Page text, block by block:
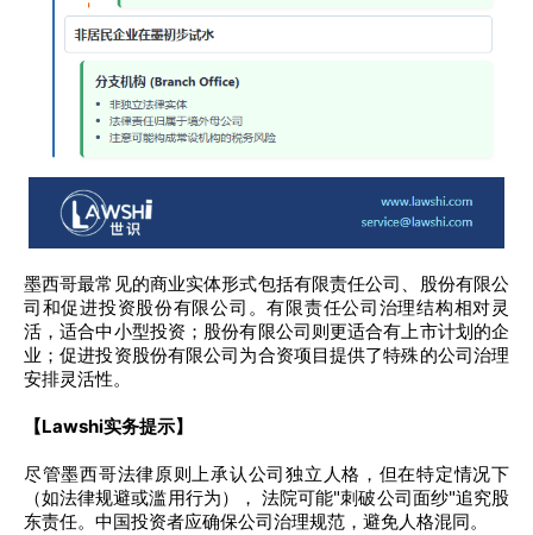
墨西哥最常见的商业实体形式包括有限责任公司、股份有限公
司和促进投资股份有限公司。有限责任公司治理结构相对灵
活，适合中小型投资；股份有限公司则更适合有上市计划的企
业；促进投资股份有限公司为合资项目提供了特殊的公司治理
安排灵活性。
【Lawshi实务提示】
尽管墨西哥法律原则上承认公司独立人格，但在特定情况下
（如法律规避或滥用行为）， 法院可能"刺破公司面纱"追究股
东责任。中国投资者应确保公司治理规范，避免人格混同。